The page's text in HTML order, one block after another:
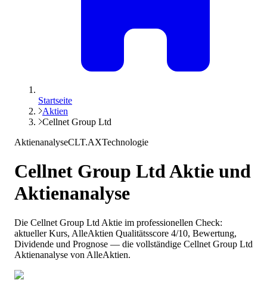
Startseite
Aktien
Cellnet Group Ltd
AktienanalyseCLT.AXTechnologie
Cellnet Group LtdAktie und
Aktienanalyse
Die Cellnet Group Ltd Aktie im professionellen Check:
aktueller Kurs, AlleAktien Qualitätsscore 4/10, Bewertung,
Dividende und Prognose — die vollständige Cellnet Group Ltd
Aktienanalyse von AlleAktien.